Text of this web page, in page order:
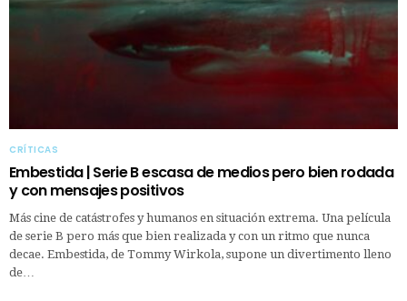
CRÍTICAS
Embestida | Serie B escasa de medios pero bien rodada
y con mensajes positivos
Más cine de catástrofes y humanos en situación extrema. Una película
de serie B pero más que bien realizada y con un ritmo que nunca
decae. Embestida, de Tommy Wirkola, supone un divertimento lleno
de…